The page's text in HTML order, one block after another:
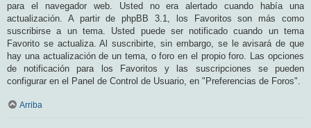
para el navegador web. Usted no era alertado cuando había una
actualización. A partir de phpBB 3.1, los Favoritos son más como
suscribirse a un tema. Usted puede ser notificado cuando un tema
Favorito se actualiza. Al suscribirte, sin embargo, se le avisará de que
hay una actualización de un tema, o foro en el propio foro. Las opciones
de notificación para los Favoritos y las suscripciones se pueden
configurar en el Panel de Control de Usuario, en "Preferencias de Foros".
Arriba